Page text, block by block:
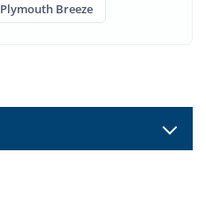
Plymouth Breeze